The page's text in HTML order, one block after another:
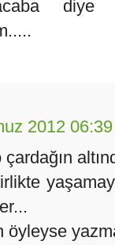
2012 06:39
öyleyse